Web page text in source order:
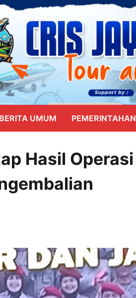
BERITA UMUM PEMERINTAHAN
Hasil Operasi